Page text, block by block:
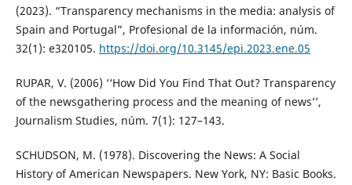
(2023). “Transparency mechanisms in the media: analysis of
Spain and Portugal”, Profesional de la información, núm.
32(1): e320105. https://doi.org/10.3145/epi.2023.ene.05
RUPAR, V. (2006) ‘‘How Did You Find That Out? Transparency
of the newsgathering process and the meaning of news’’,
Journalism Studies, núm. 7(1): 127–143.
SCHUDSON, M. (1978). Discovering the News: A Social
History of American Newspapers. New York, NY: Basic Books.